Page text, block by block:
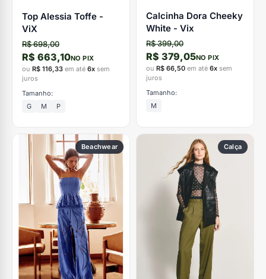
Top Alessia Toffe -
ViX
R$ 698,00
R$ 663,10NO PIX
ou R$ 116,33 em até 6x sem
juros
Tamanho:
G
M P
Calcinha Dora Cheeky
White - Vix
R$ 399,00
R$ 379,05NO PIX
ou R$ 66,50 em até 6x sem
juros
Tamanho:
M
Beachwear Calça